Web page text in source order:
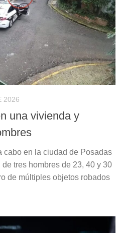
2026
una vivienda y
cabo en la ciudad de Posadas
tres hombres de 23, 40 y 30
de múltiples objetos robados